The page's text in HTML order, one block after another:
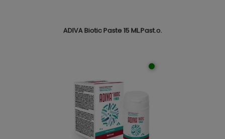
ADIVA Biotic Paste 15 ML.Past.o.